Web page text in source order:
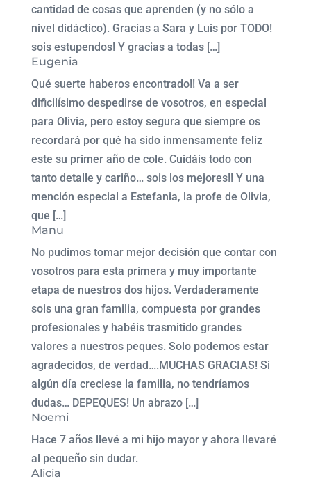
cantidad de cosas que aprenden (y no sólo a
nivel didáctico). Gracias a Sara y Luis por TODO!
sois estupendos! Y gracias a todas […]
Eugenia
Qué suerte haberos encontrado!! Va a ser
dificilísimo despedirse de vosotros, en especial
para Olivia, pero estoy segura que siempre os
recordará por qué ha sido inmensamente feliz
este su primer año de cole. Cuidáis todo con
tanto detalle y cariño… sois los mejores!! Y una
mención especial a Estefania, la profe de Olivia,
que […]
Manu
No pudimos tomar mejor decisión que contar con
vosotros para esta primera y muy importante
etapa de nuestros dos hijos. Verdaderamente
sois una gran familia, compuesta por grandes
profesionales y habéis trasmitido grandes
valores a nuestros peques. Solo podemos estar
agradecidos, de verdad….MUCHAS GRACIAS! Si
algún día creciese la familia, no tendríamos
dudas… DEPEQUES! Un abrazo […]
Noemi
Hace 7 años llevé a mi hijo mayor y ahora llevaré
al pequeño sin dudar.
Alicia